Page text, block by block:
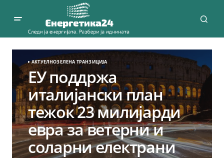
АКТУЕЛНОЗЕЛЕНА ТРАНЗИЦИЈА
ЕУ поддржа
италијански план
тежок 23 милијарди
евра за ветерни и
соларни електрани